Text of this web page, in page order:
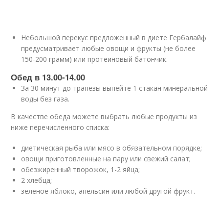
Небольшой перекус предложенный в диете Гербалайф
предусматривает любые овощи и фрукты (не более
150-200 грамм) или протеиновый батончик.
Обед в 13.00-14.00
За 30 минут до трапезы выпейте 1 стакан минеральной
воды без газа.
В качестве обеда можете выбрать любые продукты из
ниже перечисленного списка:
диетическая рыба или мясо в обязательном порядке;
овощи приготовленные на пару или свежий салат;
обезжиренный творожок, 1-2 яйца;
2 хлебца;
зеленое яблоко, апельсин или любой другой фрукт.